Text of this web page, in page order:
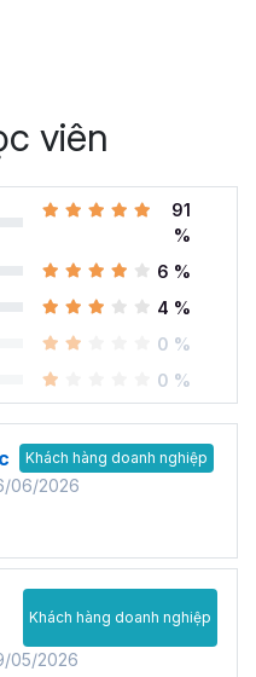
viên
91
%
6 %
4 %
0 %
0 %
Khách hàng doanh nghiệp
06/2026
Khách hàng doanh nghiệp
05/2026